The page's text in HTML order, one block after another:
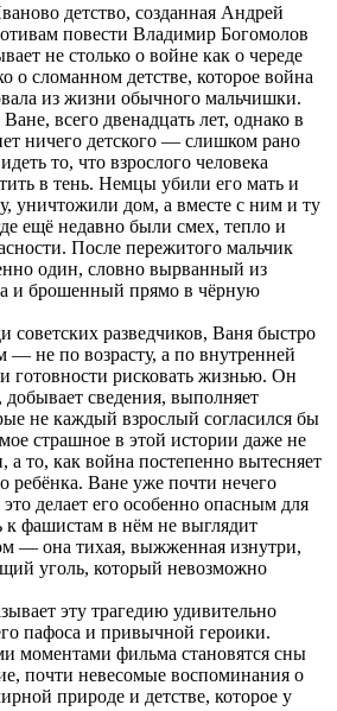
детство, созданная Андрей
повести Владимир Богомолов
не столько о войне как о череде
о сломанном детстве, которое война
из жизни обычного мальчишки.
всего двенадцать лет, однако в
ничего детского — слишком рано
то, что взрослого человека
в тень. Немцы убили его мать и
уничтожили дом, а вместе с ним и ту
ещё недавно были смех, тепло и
После пережитого мальчик
один, словно вырванный из
и брошенный прямо в чёрную
советских разведчиков, Ваня быстро
— не по возрасту, а по внутренней
готовности рисковать жизнью. Он
добывает сведения, выполняет
не каждый взрослый согласился бы
страшное в этой истории даже не
а то, как война постепенно вытесняет
ребёнка. Ване уже почти нечего
делает его особенно опасным для
к фашистам в нём не выглядит
— она тихая, выжженная изнутри,
уголь, который невозможно
эту трагедию удивительно
пафоса и привычной героики.
моментами фильма становятся сны
почти невесомые воспоминания о
природе и детстве, которое у